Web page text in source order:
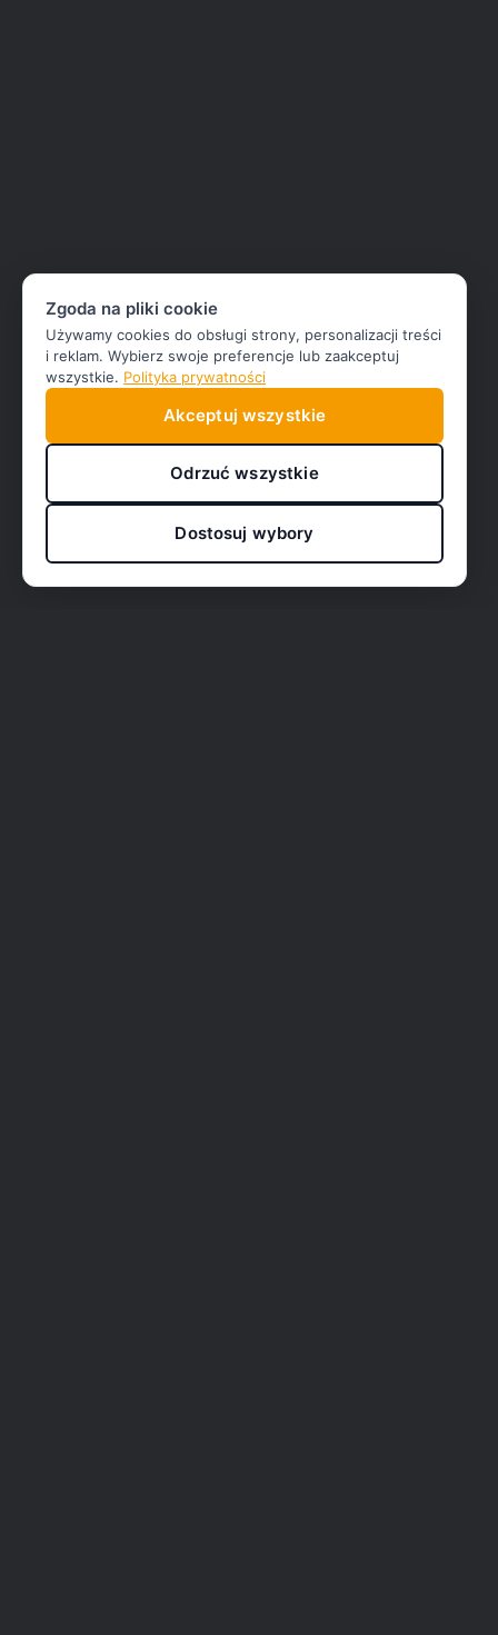
Zgoda na pliki cookie
Używamy cookies do obsługi strony, personalizacji treści
i reklam. Wybierz swoje preferencje lub zaakceptuj
wszystkie. Polityka prywatności
Akceptuj wszystkie
Odrzuć wszystkie
Dostosuj wybory